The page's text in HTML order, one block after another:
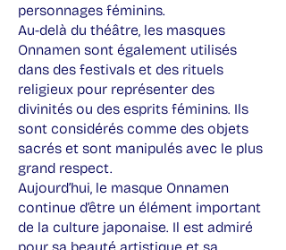
personnages féminins.
Au-delà du théâtre, les masques
Onnamen sont également utilisés
dans des festivals et des rituels
religieux pour représenter des
divinités ou des esprits féminins. Ils
sont considérés comme des objets
sacrés et sont manipulés avec le plus
grand respect.
Aujourd’hui, le masque Onnamen
continue d’être un élément important
de la culture japonaise. Il est admiré